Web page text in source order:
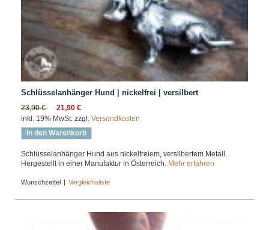
Schlüsselanhänger Hund | nickelfrei | versilbert
23,90 €
21,90 €
inkl. 19% MwSt. zzgl. Versandkosten
In den Warenkorb
Schlüsselanhänger Hund aus nickelfreiem, versilbertem Metall.
Hergestellt in einer Manufaktur in Österreich. Mehr erfahren
Wunschzettel | Vergleichsliste